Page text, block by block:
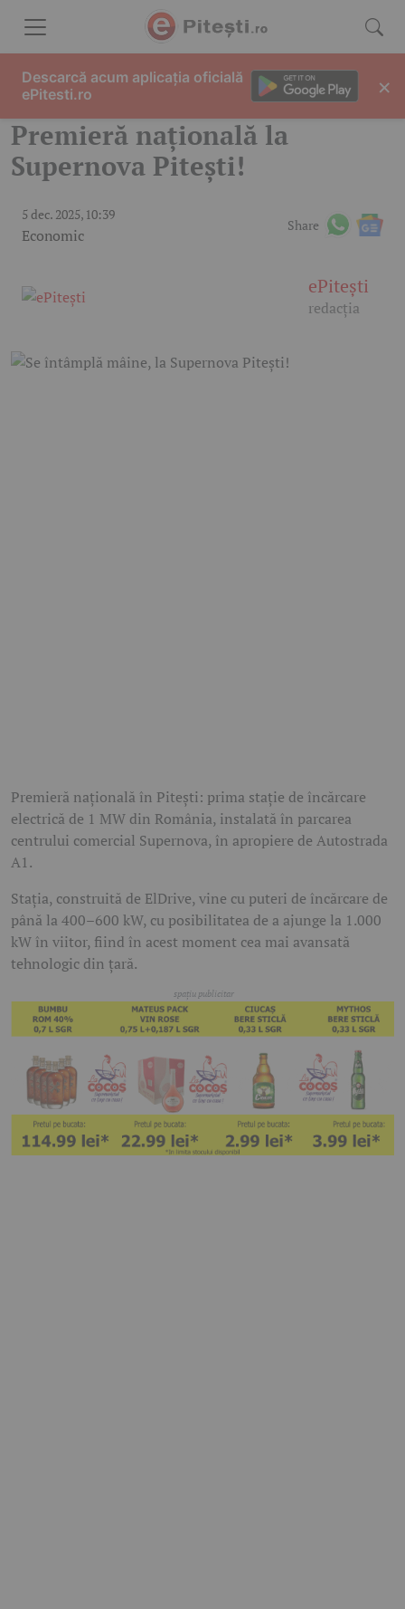
Premieră națională la
Supernova Pitești!
5 dec. 2025, 10:39
Economic
Share
ePitești
redacția
Premieră națională în Pitești: prima stație de încărcare
electrică de 1 MW din România, instalată în parcarea
centrului comercial Supernova, în apropiere de Autostrada
A1.
Stația, construită de ElDrive, vine cu puteri de încărcare de
până la 400–600 kW, cu posibilitatea de a ajunge la 1.000
kW în viitor, fiind în acest moment cea mai avansată
tehnologic din țară.
Descarcă acum aplicația oficială
ePitesti.ro
×